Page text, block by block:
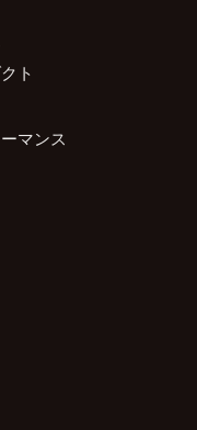
ト
マンス